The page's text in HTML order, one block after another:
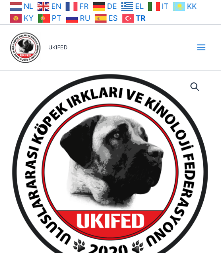
İçeriğe NL EN FR DE EL IT
KK
KY
PT RU ES TR
UKIFED